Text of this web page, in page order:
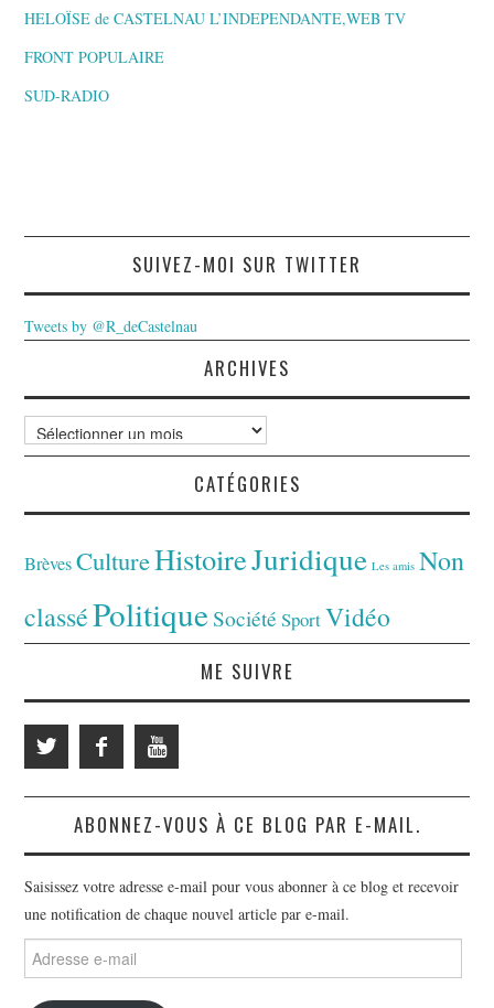
HELOÏSE de CASTELNAU L’INDEPENDANTE,WEB TV
FRONT POPULAIRE
SUD-RADIO
SUIVEZ-MOI SUR TWITTER
Tweets by @R_deCastelnau
ARCHIVES
Archives
CATÉGORIES
Brèves CultureHistoireJuridique Les amis Non
classéPolitiqueSociété SportVidéo
ME SUIVRE
ABONNEZ-VOUS À CE BLOG PAR E-MAIL.
Saisissez votre adresse e-mail pour vous abonner à ce blog et recevoir
une notification de chaque nouvel article par e-mail.
Adresse
e-